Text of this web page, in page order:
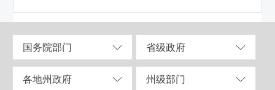
国务院部门 省级政府
各地州政府 州级部门